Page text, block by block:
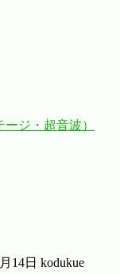
ジ・超音波）
14日 kodukue